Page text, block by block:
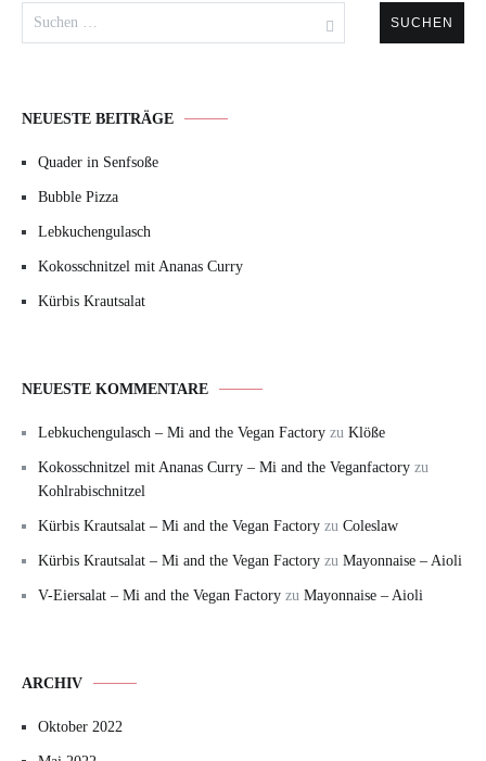
nach:
NEUESTE BEITRÄGE
Quader in Senfsoße
Bubble Pizza
Lebkuchengulasch
Kokosschnitzel mit Ananas Curry
Kürbis Krautsalat
NEUESTE KOMMENTARE
Lebkuchengulasch – Mi and the Vegan Factory zu Klöße
Kokosschnitzel mit Ananas Curry – Mi and the Veganfactory zu
Kohlrabischnitzel
Kürbis Krautsalat – Mi and the Vegan Factory zu Coleslaw
Kürbis Krautsalat – Mi and the Vegan Factory zu Mayonnaise – Aioli
V-Eiersalat – Mi and the Vegan Factory zu Mayonnaise – Aioli
ARCHIV
Oktober 2022